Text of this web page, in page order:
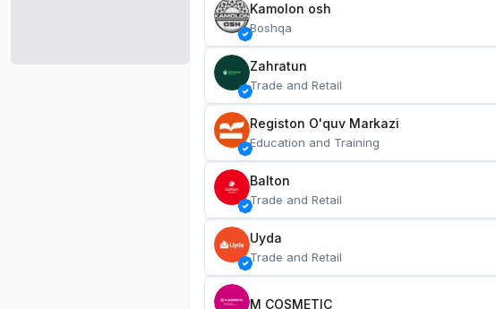
Kamolon osh
Boshqa
Zahratun
Trade and Retail
Registon O'quv Markazi
Education and Training
Balton
Trade and Retail
Uyda
Trade and Retail
M COSMETIC